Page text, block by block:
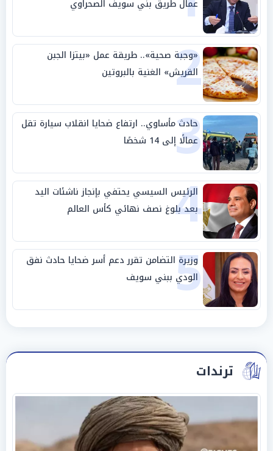
عمال طريق بني سويف الصحراوي
2
«وجبة صحية».. طريقة عمل «بيتزا الجبن
القريش» الغنية بالبروتين
3
حادث مأساوي.. ارتفاع ضحايا انقلاب سيارة تقل
عمالًا إلى 14 شخصًا
4
الرئيس السيسي يحتفي بإنجاز ناشئات اليد
بعد بلوغ نصف نهائي كأس العالم
5
وزيرة التضامن تقرر دعم أسر ضحايا حادث نفق
الودي ببني سويف
ترندات